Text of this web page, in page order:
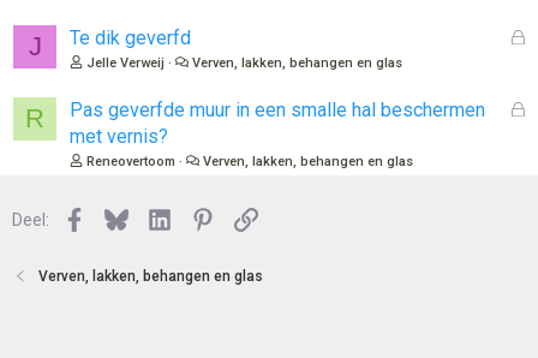
n
J
G
Te dik geverfd
Jelle Verweij Verven, lakken, behangen en glas
R
G
Pas geverfde muur in een smalle hal beschermen
met vernis?
Reneovertoom Verven, lakken, behangen en glas
Deel: Facebook
BlueskyLinkedInPinterest
Link
Verven, lakken, behangen en glas